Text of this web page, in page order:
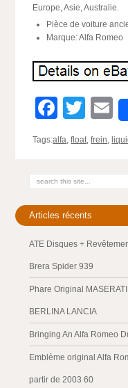
Europe, Asie, Australie.
Pièce de voiture
Marque: Alfa Romeo
Tags:alfa,float,frein,
Articles récents
ATE Disques +
Brera Spider 939
Phare Original
BERLINA LANCIA
Bringing An Alfa Romeo
Emblème original Alfa
partir de 2003 60